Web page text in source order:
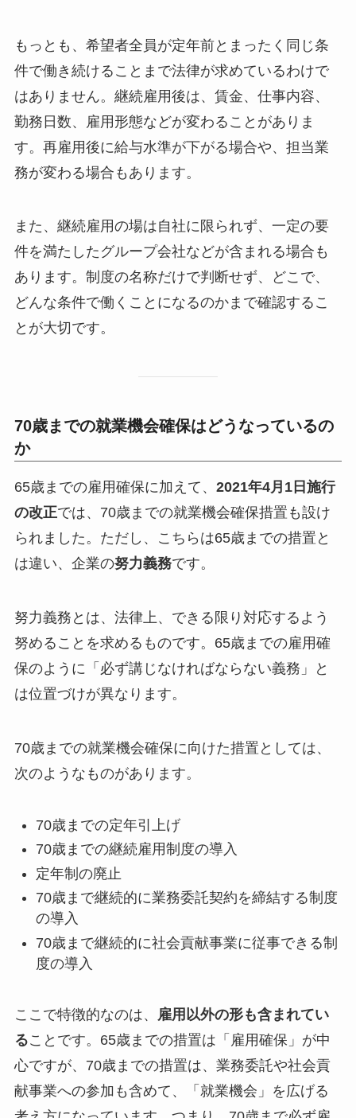
もっとも、希望者全員が定年前とまったく同じ条
件で働き続けることまで法律が求めているわけで
はありません。継続雇用後は、賃金、仕事内容、
勤務日数、雇用形態などが変わることがありま
す。再雇用後に給与水準が下がる場合や、担当業
務が変わる場合もあります。
また、継続雇用の場は自社に限られず、一定の要
件を満たしたグループ会社などが含まれる場合も
あります。制度の名称だけで判断せず、どこで、
どんな条件で働くことになるのかまで確認するこ
とが大切です。
70歳までの就業機会確保はどうなっているの
か
65歳までの雇用確保に加えて、 2021年4月1日施行
の改正では、70歳までの就業機会確保措置も設け
られました。ただし、こちらは65歳までの措置と
は違い、企業の努力義務です。
努力義務とは、法律上、できる限り対応するよう
努めることを求めるものです。65歳までの雇用確
保のように「必ず講じなければならない義務」と
は位置づけが異なります。
70歳までの就業機会確保に向けた措置としては、
次のようなものがあります。
70歳までの定年引上げ
70歳までの継続雇用制度の導入
定年制の廃止
70歳まで継続的に業務委託契約を締結する制度
の導入
70歳まで継続的に社会貢献事業に従事できる制
度の導入
ここで特徴的なのは、 雇用以外の形も含まれてい
ることです。65歳までの措置は「雇用確保」が中
心ですが、70歳までの措置は、業務委託や社会貢
献事業への参加も含めて、「就業機会」を広げる